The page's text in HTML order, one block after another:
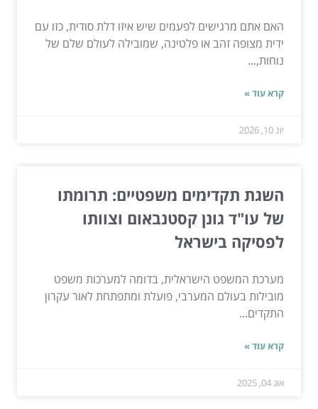
האם אתם מרגישים לפעמים שיש איזו דלת סודית, כזו עם
ידית מצופה זהב או פלטינה, שמובילה לעולם שלם של
נוחות,...
קרא עוד »
יונ 10, 2026
השגת תקדימים משפטיים: תרומתו
של עו"ד גונן קסטנבאום וצוותו
לפסיקה בישראל
מערכת המשפט הישראלית, בדומה למערכות משפט
מובילות בעולם המערבי, פועלת ומתפתחת לאור עקרון
התקדים...
קרא עוד »
אוג 04, 2025